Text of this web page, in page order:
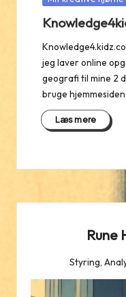
jeg laver online
geografi til mine 2
bruge hjemmesiden.
Læs mere
Rune
Styring,